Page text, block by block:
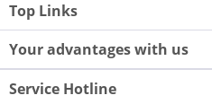
Top Links
Your advantages with us
Service Hotline